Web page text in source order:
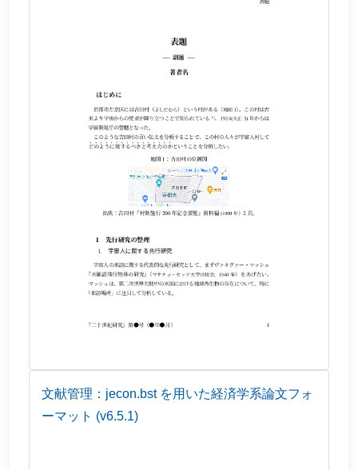
文献管理：jecon.bst を用いた経済学系論文フォ
ーマット (v6.5.1)